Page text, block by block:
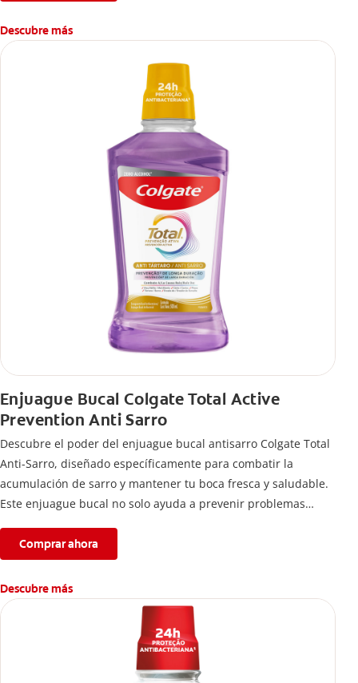
Descubre más
Enjuague Bucal Colgate Total Active
Prevention Anti Sarro
Descubre el poder del enjuague bucal antisarro Colgate Total
Anti-Sarro, diseñado específicamente para combatir la
acumulación de sarro y mantener tu boca fresca y saludable.
Este enjuague bucal no solo ayuda a prevenir problemas
Comprar ahora
Descubre más